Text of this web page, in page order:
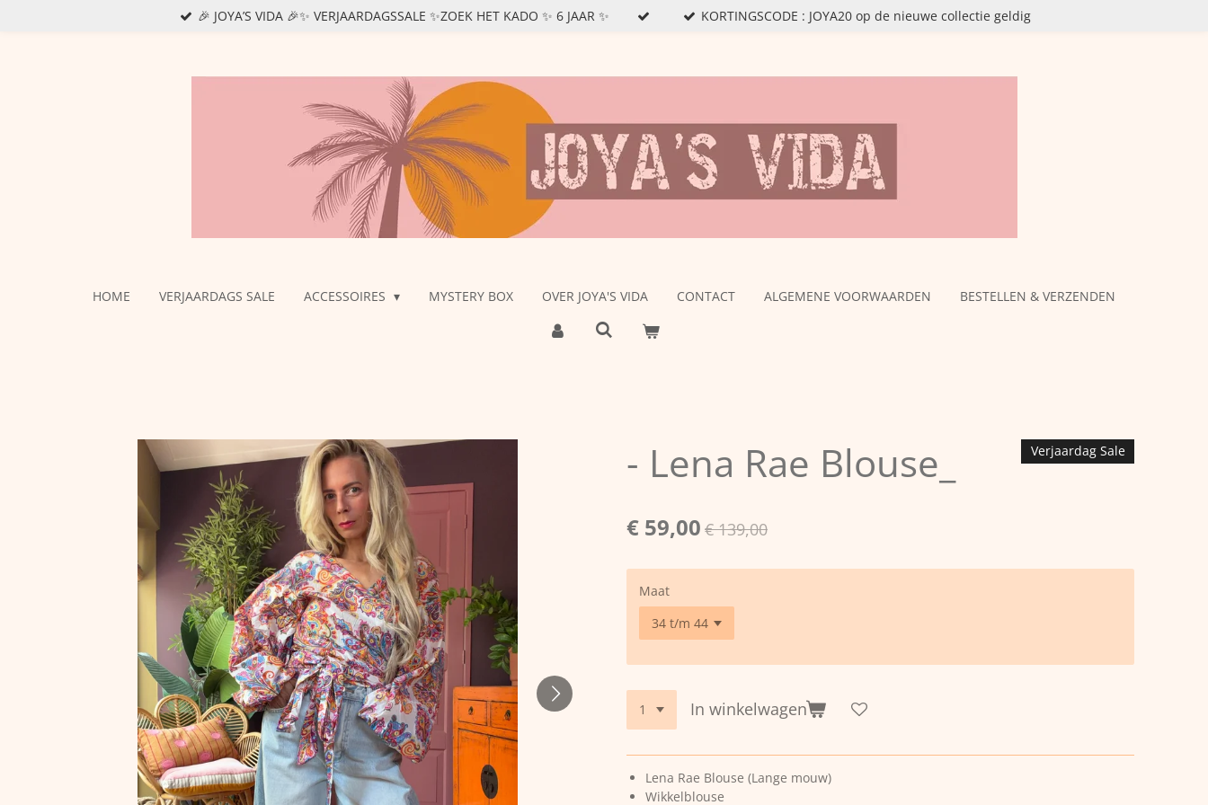
🎉 JOYA’S VIDA 🎉✨ VERJAARDAGSSALE ✨ZOEK HET KADO ✨ 6 JAAR ✨ KORTINGSCODE : JOYA20 op de nieuwe collectie geldig
HOME VERJAARDAGS SALE ACCESSOIRES MYSTERY BOX OVER JOYA'S VIDA CONTACT ALGEMENE VOORWAARDEN BESTELLEN & VERZENDEN
- Lena Rae Blouse_ Verjaardag Sale
€ 59,00 € 139,00
Maat
In winkelwagen
Lena Rae Blouse (Lange mouw)
Wikkelblouse